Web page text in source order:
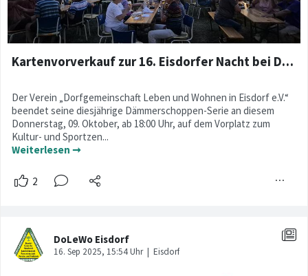
Kartenvorverkauf zur 16. Eisdorfer Nacht bei DoLeWo- Dämmerschoppen
Der Verein „Dorfgemeinschaft Leben und Wohnen in Eisdorf e.V.“
beendet seine diesjährige Dämmerschoppen-Serie an diesem
Donnerstag, 09. Oktober, ab 18:00 Uhr, auf dem Vorplatz zum
Kultur- und Sportzen...
Weiterlesen ➞